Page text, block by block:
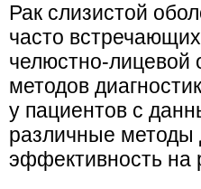
Рак слизистой
часто
челюстно-лицевой
методов
у пациентов с
различные методы
эффективность на